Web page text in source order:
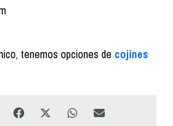
tenemos opciones de cojines